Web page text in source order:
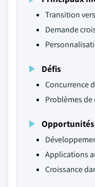
Transition
Demande
Défis
Concurrence
Problèmes
Opportunités
Applications
Croissance